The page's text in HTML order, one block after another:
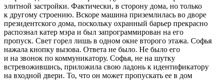
элитной застройки. Фактически, в сторону дома, но только
к другому строению. Вскоре машина приземлилась во дворе
президентского дома, поскольку охранный барьер прекрасно
распознал катер мэра и был запрограммирован на его
пропуск. Свет горел лишь в одном окне второго этажа. Софья
нажала кнопку вызова. Ответа не было. Не было его
и на звонок по коммуникатору. Софья, не на шутку
встревожившись, приложила свою ладонь к идентификатору
на входной двери. То, что он может пропускать ее в дом